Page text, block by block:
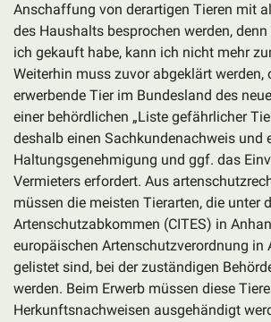
Anschaffung von derartigen Tieren mit
des Haushalts besprochen werden,
ich gekauft habe, kann ich nicht mehr
Weiterhin muss zuvor abgeklärt werden,
erwerbende Tier im Bundesland des
einer behördlichen „Liste gefährlicher
deshalb einen Sachkundenachweis und
Haltungsgenehmigung und ggf. das
Vermieters erfordert. Aus
müssen die meisten Tierarten, die unter
Artenschutzabkommen (CITES) in
europäischen Artenschutzverordnung in
gelistet sind, bei der zuständigen
werden. Beim Erwerb müssen diese
Herkunftsnachweisen ausgehändigt